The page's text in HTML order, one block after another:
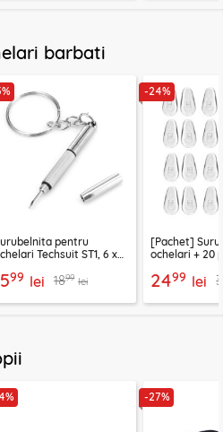
barbati
pentru
Techsuit ST1, 6 x
99 lei 1899 lei
-24%
[Pachet]
ochelari + 20
ST1
2499 lei
-27%